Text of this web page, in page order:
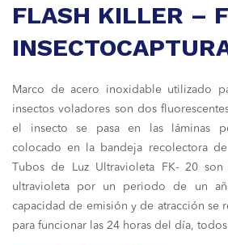
FLASH KILLER –
Marco de acero inoxidable utilizado
insectos voladores son dos
el insecto se pasa en las láminas
colocado en la bandeja recolectora
Tubos de Luz Ultravioleta FK- 20
ultravioleta por un periodo de un
capacidad de emisión y de atracción se
para funcionar las 24 horas del día,